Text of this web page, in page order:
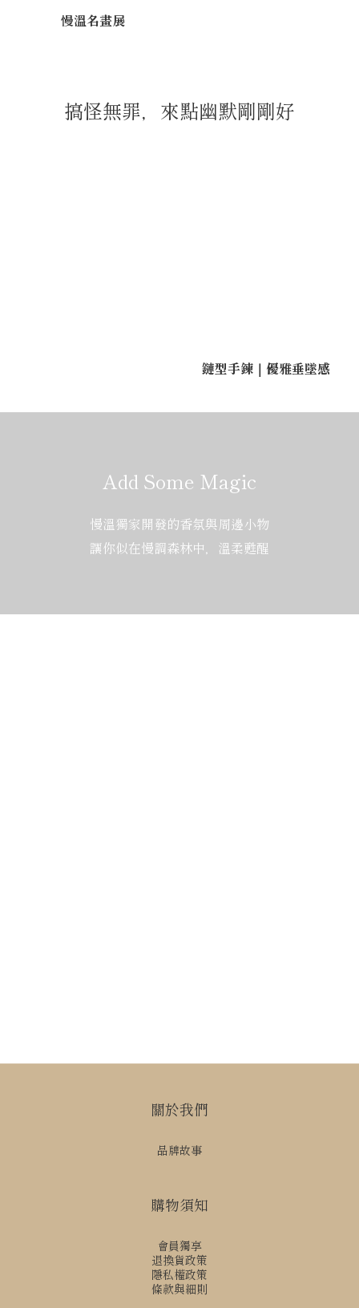
慢溫名畫展
搞怪無罪，來點幽默剛剛好
鏈型手鍊｜優雅垂墜感
Add Some Magic
慢溫獨家開發的香氛與周邊小物
讓你似在慢調森林中，溫柔甦醒
關於我們
品牌故事
購物須知
會員獨享
退換貨政策
隱私權政策
條款與細則